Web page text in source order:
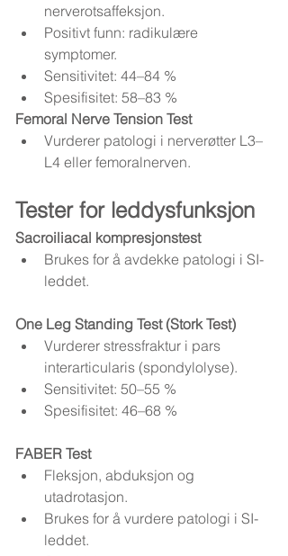
nerverotsaffeksjon.
Positivt funn: radikulære
symptomer.
Sensitivitet: 44–84 %
Spesifisitet: 58–83 %
Femoral Nerve Tension Test
Vurderer patologi i nerverøtter L3–
L4 eller femoralnerven.
Tester for leddysfunksjon
Sacroiliacal kompresjonstest
Brukes for å avdekke patologi i SI-
leddet.
One Leg Standing Test (Stork Test)
Vurderer stressfraktur i pars
interarticularis (spondylolyse).
Sensitivitet: 50–55 %
Spesifisitet: 46–68 %
FABER Test
Fleksjon, abduksjon og
utadrotasjon.
Brukes for å vurdere patologi i SI-
leddet.